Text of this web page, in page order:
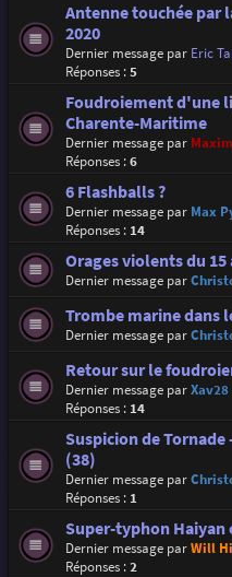
Antenne touchée par
2020
Dernier message par Eric
Réponses :5
Foudroiement d'une
Charente-Maritime
Dernier message par
Réponses :6
6 Flashballs ?
Dernier message par Max
Réponses : 14
Orages violents du 15
Dernier message par
Trombe marine dans
Dernier message par
Retour sur le
Dernier message parXav28
Réponses : 14
Suspicion de Tornade
(38)
Dernier message par
Réponses : 1
Super-typhon Haiyan
Dernier message parWill
Réponses :2